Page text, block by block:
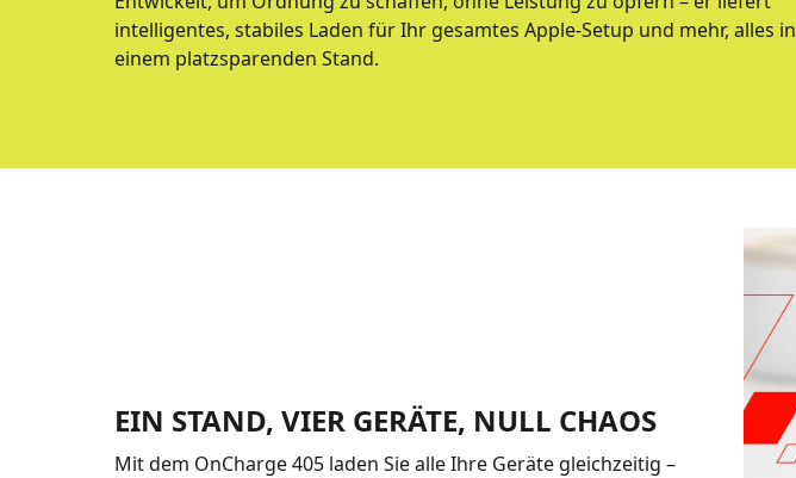
intelligentes, stabiles Laden für Ihr gesamtes Apple-Setup und mehr, alles in
einem platzsparenden Stand.
EIN STAND, VIER GERÄTE, NULL CHAOS
Mit dem OnCharge 405 laden Sie alle Ihre Geräte gleichzeitig –